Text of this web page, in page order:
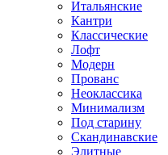
Итальянские
Кантри
Классические
Лофт
Модерн
Прованс
Неоклассика
Минимализм
Под старину
Скандинавские
Элитные